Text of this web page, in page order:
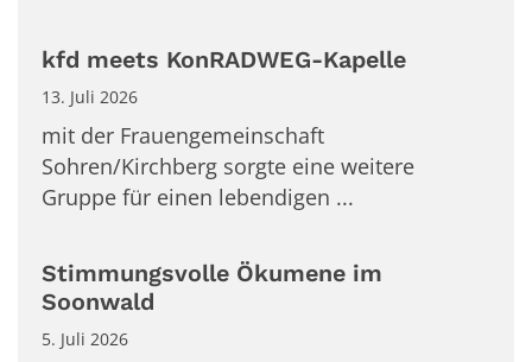
kfd meets KonRADWEG-Kapelle
13. Juli 2026
mit der Frauengemeinschaft
Sohren/Kirchberg sorgte eine weitere
Gruppe für einen lebendigen ...
Stimmungsvolle Ökumene im
Soonwald
5. Juli 2026